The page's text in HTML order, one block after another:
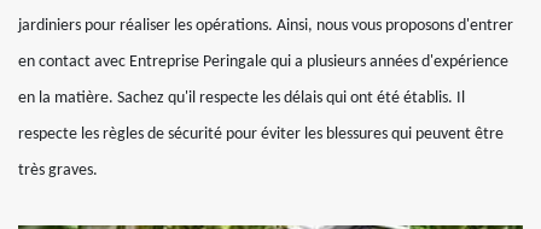
jardiniers pour réaliser les opérations. Ainsi, nous vous proposons d'entrer
en contact avec Entreprise Peringale qui a plusieurs années d'expérience
en la matière. Sachez qu'il respecte les délais qui ont été établis. Il
respecte les règles de sécurité pour éviter les blessures qui peuvent être
très graves.